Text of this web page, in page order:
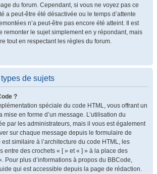
du forum. Cependant, si vous ne voyez pas ce
a peut-être été désactivée ou le temps d’attente
n’a peut-être pas encore été atteint. Il est
remonter le sujet simplement en y répondant, mais
tout en respectant les règles du forum.
de sujets
?
spéciale du code HTML, vous offrant un
en forme d’un message. L’utilisation du
par les administrateurs, mais il vous est également
sur chaque message depuis le formulaire de
similaire à l’architecture du code HTML, les
entre des crochets « [ » et « ] » à la place des
Pour plus d’informations à propos du BBCode,
qui est accessible depuis la page de rédaction.